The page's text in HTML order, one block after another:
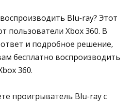
Blu-ray? Этот
пользователи Xbox 360. В
и подробное решение,
бесплатно воспроизводить
360.
проигрыватель Blu-ray с